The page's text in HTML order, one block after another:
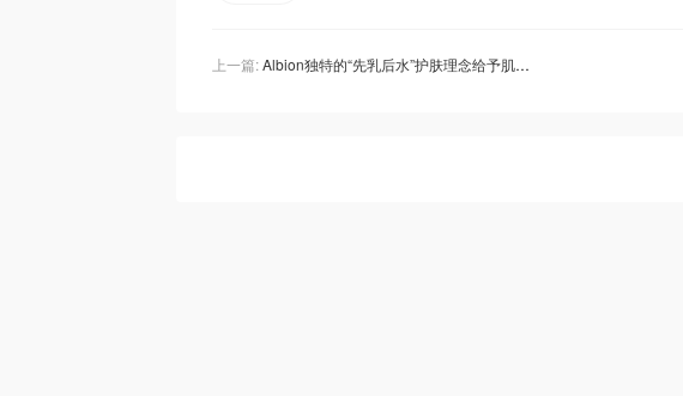
上一篇:Albion独特的“先乳后水”护肤理念给予肌肤特别的呵护